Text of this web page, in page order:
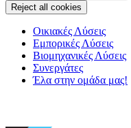
Reject all cookies
Οικιακές Λύσεις
Εμπορικές Λύσεις
Βιομηχανικές Λύσεις
Συνεργάτες
Έλα στην ομάδα μας!